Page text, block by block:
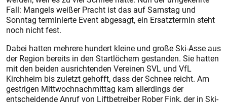
Fall: Mangels weißer Pracht ist das auf Samstag und
Sonntag terminierte Event abgesagt, ein Ersatztermin steht
noch nicht fest.
Dabei hatten mehrere hundert kleine und große Ski-Asse aus
der Region bereits in den Startlöchern gestanden. Sie hatten
mit den beiden ausrichtenden Vereinen SVL und VfL
Kirchheim bis zuletzt gehofft, dass der Schnee reicht. Am
gestrigen Mittwochnachmittag kam allerdings der
entscheidende Anruf von Liftbetreiber Rober Fink, der in Ski-